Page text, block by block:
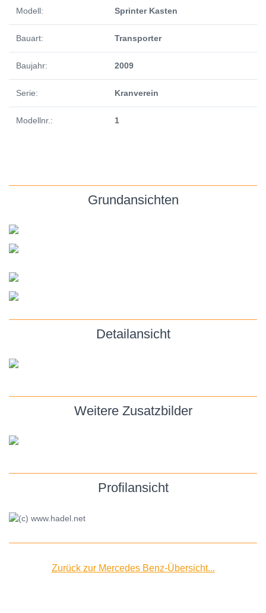
Modell: Sprinter Kasten
Bauart: Transporter
Baujahr: 2009
Serie: Kranverein
Modellnr.: 1
Grundansichten
Detailansicht
Weitere Zusatzbilder
Profilansicht
Zurück zur Mercedes Benz-Übersicht...